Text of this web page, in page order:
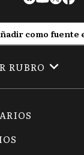
como fuente
RUBRO